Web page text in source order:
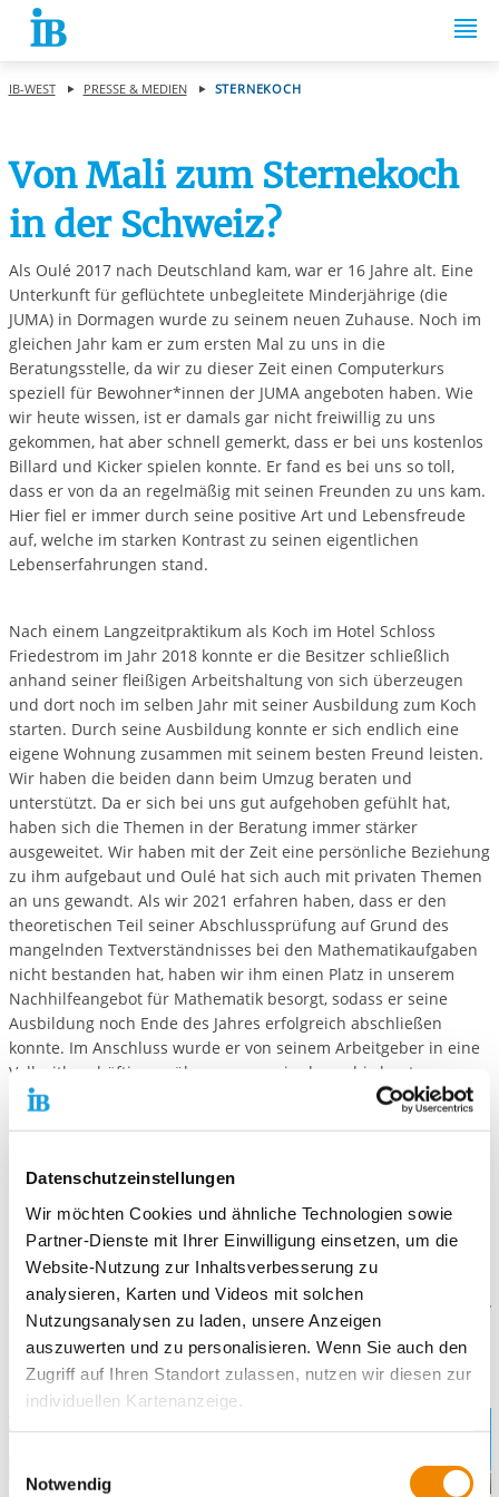
Datenschutzeinstellungen
Wir möchten Cookies und ähnliche Technologien sowie
Partner-Dienste mit Ihrer Einwilligung einsetzen, um die
Website-Nutzung zur Inhaltsverbesserung zu
analysieren, Karten und Videos mit solchen
Nutzungsanalysen zu laden, unsere Anzeigen
auszuwerten und zu personalisieren. Wenn Sie auch den
Zugriff auf Ihren Standort zulassen, nutzen wir diesen zur
individuellen Kartenanzeige.
unsere Partner Daten wie Ihre IP-Adresse und
Notwendig
Springe zum Inhalt
IB-WEST PRESSE & MEDIEN STERNEKOCH
Von Mali zum Sternekoch
in der Schweiz?
Als Oulé 2017 nach Deutschland kam, war er 16 Jahre alt. Eine
Unterkunft für geflüchtete unbegleitete Minderjährige (die
JUMA) in Dormagen wurde zu seinem neuen Zuhause. Noch im
gleichen Jahr kam er zum ersten Mal zu uns in die
Beratungsstelle, da wir zu dieser Zeit einen Computerkurs
speziell für Bewohner*innen der JUMA angeboten haben. Wie
wir heute wissen, ist er damals gar nicht freiwillig zu uns
gekommen, hat aber schnell gemerkt, dass er bei uns kostenlos
Billard und Kicker spielen konnte. Er fand es bei uns so toll,
dass er von da an regelmäßig mit seinen Freunden zu uns kam.
Hier fiel er immer durch seine positive Art und Lebensfreude
auf, welche im starken Kontrast zu seinen eigentlichen
Lebenserfahrungen stand.
Nach einem Langzeitpraktikum als Koch im Hotel Schloss
Friedestrom im Jahr 2018 konnte er die Besitzer schließlich
anhand seiner fleißigen Arbeitshaltung von sich überzeugen
und dort noch im selben Jahr mit seiner Ausbildung zum Koch
starten. Durch seine Ausbildung konnte er sich endlich eine
eigene Wohnung zusammen mit seinem besten Freund leisten.
Wir haben die beiden dann beim Umzug beraten und
unterstützt. Da er sich bei uns gut aufgehoben gefühlt hat,
haben sich die Themen in der Beratung immer stärker
ausgeweitet. Wir haben mit der Zeit eine persönliche Beziehung
zu ihm aufgebaut und Oulé hat sich auch mit privaten Themen
an uns gewandt. Als wir 2021 erfahren haben, dass er den
theoretischen Teil seiner Abschlussprüfung auf Grund des
mangelnden Textverständnisses bei den Mathematikaufgaben
nicht bestanden hat, haben wir ihm einen Platz in unserem
Nachhilfeangebot für Mathematik besorgt, sodass er seine
Ausbildung noch Ende des Jahres erfolgreich abschließen
konnte. Im Anschluss wurde er von seinem Arbeitgeber in eine
Vollzeitbeschäftigung übernommen, in der er bis heute
zufrieden tätig ist.
Aktuell hat er ein Jobangebot von einem Schweizer Hotel als
der Küche) vorliegen, wie er uns vor kurzem ganz stolz
berichtete. Allerdings ist er sich noch nicht sicher, ob er es
annehmen wird, da er überlegt seine Familie aus Mali nach
Deutschland zu holen. Als wir ihn nach seinen Wünschen für
seine Zukunft fragten, sagte er: „Nach Profifußballer war mein
Wunsch Sternekoch zu werden und eine tolle Familie zu haben.“
Das Team der Sprung(s)chance freut sich sehr für ihn und ist
gespannt wie er sich entscheiden wird.